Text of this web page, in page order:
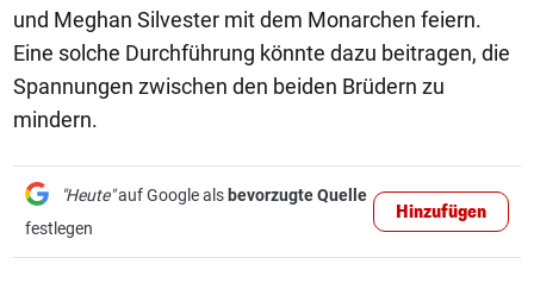
und Meghan Silvester mit dem Monarchen feiern.
Eine solche Durchführung könnte dazu beitragen, die
Spannungen zwischen den beiden Brüdern zu
mindern.
"Heute"auf Google als bevorzugte Quelle
festlegen
Hinzufügen